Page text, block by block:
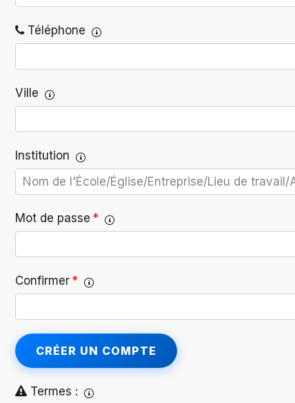
Téléphone
Ville
Institution
Mot de passe *
Confirmer *
CRÉER UN COMPTE
Termes :